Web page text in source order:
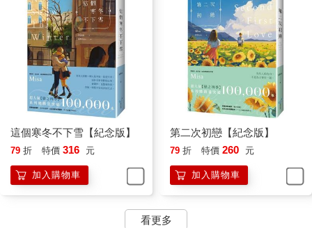
蕩蕩往桃花村前進，卻再也找不到通往桃花源的路了。
依我看啊，漁夫八成是遇到秦時死在戰亂中的百姓，那些百姓的
鬼魂迫切希望有個平安的地方可以安居樂業，於是幻化出桃花
源，漁夫只是碰巧闖入。
然而漁夫不聽鬼的叮囑，一個人回去就算了，還帶著一大票人，
難怪尋著標記也找不著，這擺明是鬼打牆啦。
我在課堂上發表我的看法，引來全班一陣訕笑。這一節課結束
後，向春日搖著頭坐到我前方，斜眼看著我：「妳剛剛講的是認
真的嗎？」
「很合理不是嗎？」我沒好氣地回應，剛剛就他笑得最大聲。
了妳的腦容量，真想看看妳這顆腦袋裡究竟裝些什麼？」
向春日撥了撥自己的頭髮，他每天花好多時間整理他那頭鳥巢，
用了好幾種不同的定型液、髮蠟等，讓頭髮維持好看有型。我是
這個寒冬不下雪【紀念版】
79 折 特價 316 元
加入購物車
第二次初戀【紀念版】
79 折 特價 260 元
加入購物車
看更多